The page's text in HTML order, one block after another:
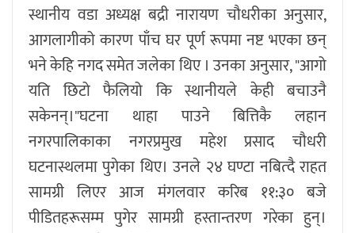
स्थानीय वडा अध्यक्ष बद्री नारायण चौधरीका अनुसार,
आगलागीको कारण पाँच घर पूर्ण रूपमा नष्ट भएका छन्
भने केहि नगद समेत जलेका थिए । उनका अनुसार, "आगो
यति छिटो फैलियो कि स्थानीयले केही बचाउनै
सकेनन्।"घटना थाहा पाउने बित्तिकै लहान
नगरपालिकाका नगरप्रमुख महेश प्रसाद चौधरी
घटनास्थलमा पुगेका थिए। उनले २४ घण्टा नबित्दै राहत
सामग्री लिएर आज मंगलवार करिब ११:३० बजे
पीडितहरूसम्म पुगेर सामग्री हस्तान्तरण गरेका हुन्।